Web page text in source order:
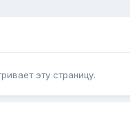
эту страницу.